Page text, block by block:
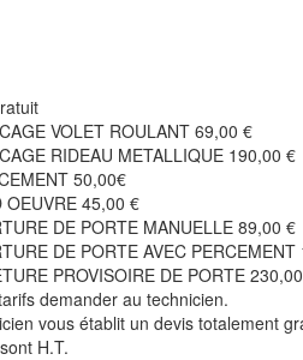
VOLET ROULANT 69,00 €
RIDEAU METALLIQUE 190,00 €
50,00€
OEUVRE 45,00 €
DE PORTE MANUELLE 89,00 €
DE PORTE AVEC
PROVISOIRE DE PORTE
demander au technicien.
vous établit un devis totalement
H.T.